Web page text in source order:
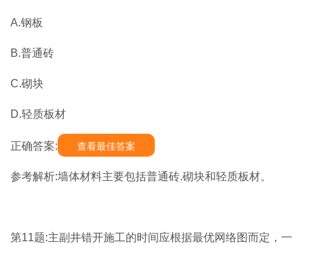
A.钢板
B.普通砖
C.砌块
D.轻质板材
正确答案: 查看最佳答案
参考解析:墙体材料主要包括普通砖.砌块和轻质板材。
第11题:主副井错开施工的时间应根据最优网络图而定，一